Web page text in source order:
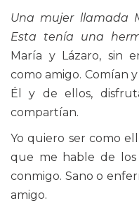
Una mujer llamada
Esta tenía una
María y Lázaro, sin
como amigo. Comían
Él y de ellos,
compartían.
Yo quiero ser como
que me hable de los
conmigo. Sano o
amigo.